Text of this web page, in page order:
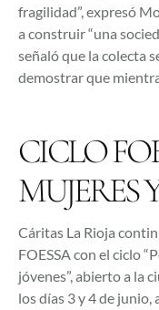
fragilidad”, expresó
a construir “una
señaló que la colecta
demostrar que
CICLO
MUJERES
Cáritas La Rioja
FOESSA con el ciclo
jóvenes”, abierto a la
los días 3 y 4 de junio,